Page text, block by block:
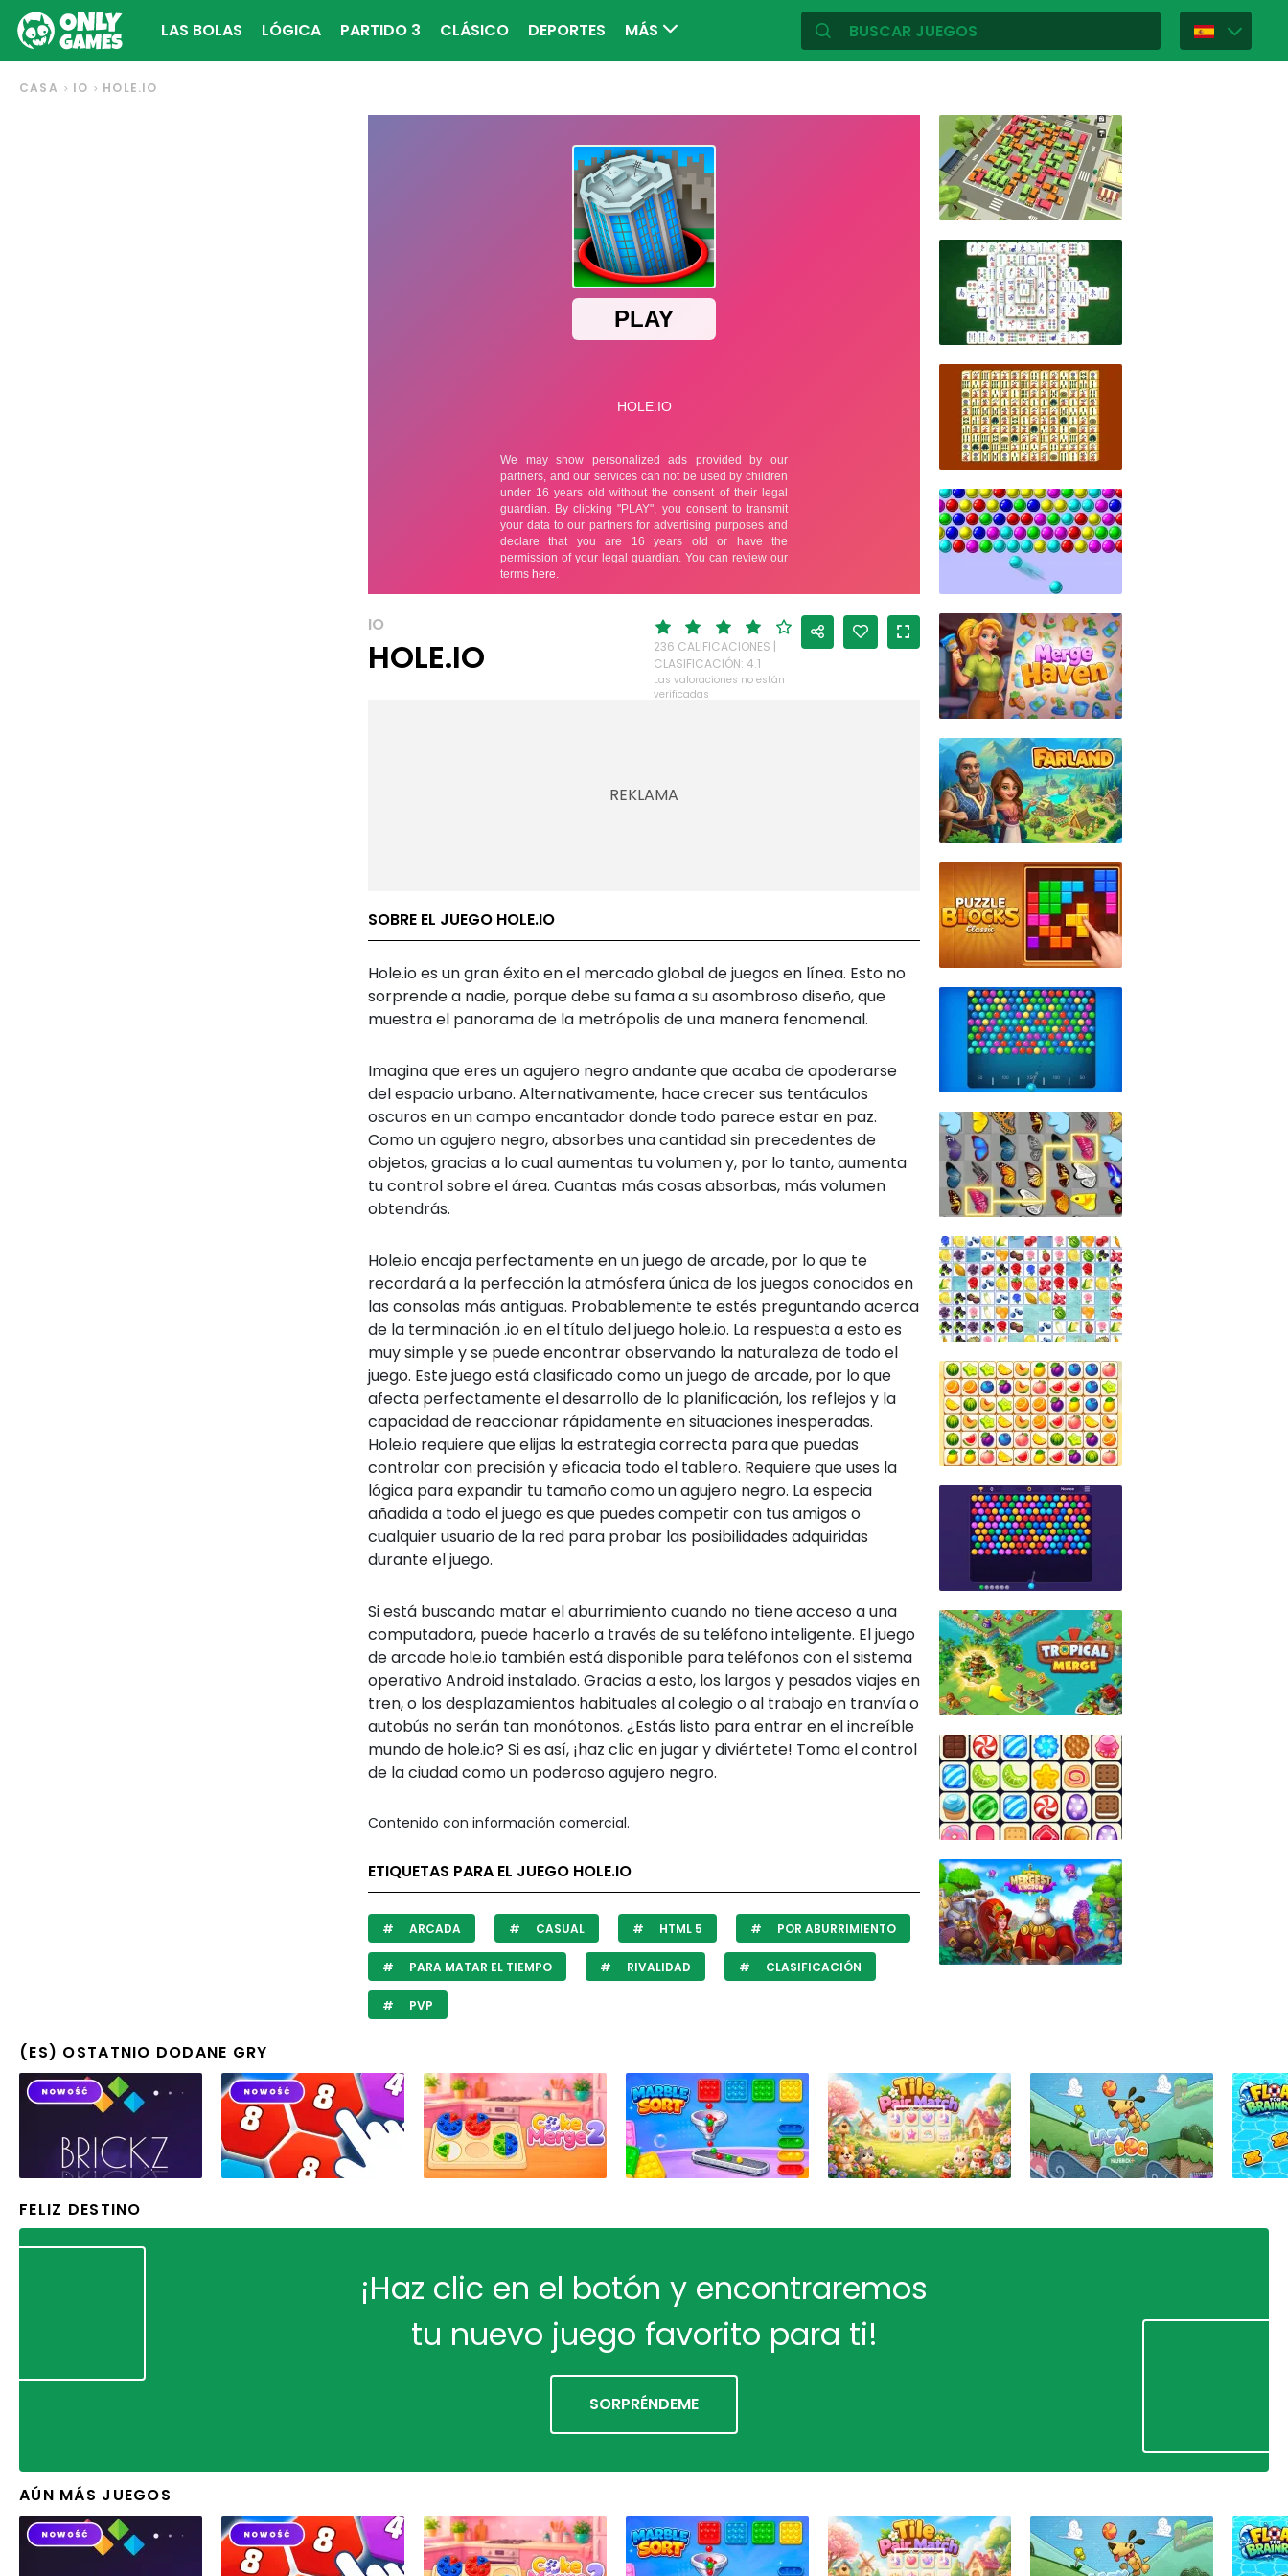
LAS BOLAS LÓGICA PARTIDO 3 CLÁSICO DEPORTES MÁS
CASA IO HOLE.IO
IO
HOLE.IO
236 CALIFICACIONES |
CLASIFICACIÓN: 4.1
Las valoraciones no están
verificadas
SOBRE EL JUEGO HOLE.IO
Hole.io es un gran éxito en el mercado global de juegos en línea. Esto no
sorprende a nadie, porque debe su fama a su asombroso diseño, que
muestra el panorama de la metrópolis de una manera fenomenal.
Imagina que eres un agujero negro andante que acaba de apoderarse
del espacio urbano. Alternativamente, hace crecer sus tentáculos
oscuros en un campo encantador donde todo parece estar en paz.
Como un agujero negro, absorbes una cantidad sin precedentes de
objetos, gracias a lo cual aumentas tu volumen y, por lo tanto, aumenta
tu control sobre el área. Cuantas más cosas absorbas, más volumen
obtendrás.
Hole.io encaja perfectamente en un juego de arcade, por lo que te
recordará a la perfección la atmósfera única de los juegos conocidos en
las consolas más antiguas. Probablemente te estés preguntando acerca
de la terminación .io en el título del juego hole.io. La respuesta a esto es
muy simple y se puede encontrar observando la naturaleza de todo el
juego. Este juego está clasificado como un juego de arcade, por lo que
afecta perfectamente el desarrollo de la planificación, los reflejos y la
capacidad de reaccionar rápidamente en situaciones inesperadas.
Hole.io requiere que elijas la estrategia correcta para que puedas
controlar con precisión y eficacia todo el tablero. Requiere que uses la
lógica para expandir tu tamaño como un agujero negro. La especia
añadida a todo el juego es que puedes competir con tus amigos o
cualquier usuario de la red para probar las posibilidades adquiridas
durante el juego.
Si está buscando matar el aburrimiento cuando no tiene acceso a una
computadora, puede hacerlo a través de su teléfono inteligente. El juego
de arcade hole.io también está disponible para teléfonos con el sistema
operativo Android instalado. Gracias a esto, los largos y pesados viajes en
tren, o los desplazamientos habituales al colegio o al trabajo en tranvía o
autobús no serán tan monótonos. ¿Estás listo para entrar en el increíble
mundo de hole.io? Si es así, ¡haz clic en jugar y diviértete! Toma el control
de la ciudad como un poderoso agujero negro.
Contenido con información comercial.
ETIQUETAS PARA EL JUEGO HOLE.IO
ARCADA CASUAL HTML 5 POR ABURRIMIENTO
PARA MATAR EL TIEMPO RIVALIDAD CLASIFICACIÓN
PVP
(ES) OSTATNIO DODANE GRY
FELIZ DESTINO
¡Haz clic en el botón y encontraremos
tu nuevo juego favorito para ti!
SORPRÉNDEME
AÚN MÁS JUEGOS